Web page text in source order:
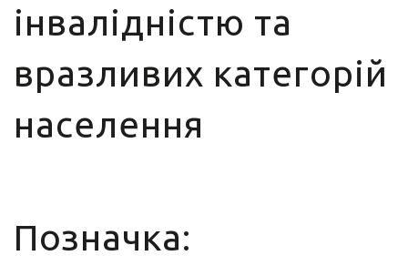
інвалідністю та
вразливих категорій
населення
Позначка: